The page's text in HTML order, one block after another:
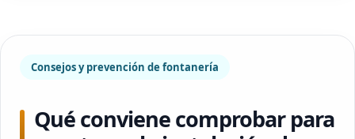
Consejos y prevención de fontanería
Qué conviene comprobar para